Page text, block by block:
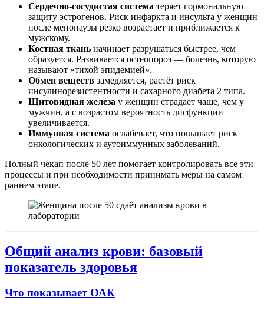
Сердечно-сосудистая система теряет гормональную
защиту эстрогенов. Риск инфаркта и инсульта у женщин
после менопаузы резко возрастает и приближается к
мужскому.
Костная ткань начинает разрушаться быстрее, чем
образуется. Развивается остеопороз — болезнь, которую
называют «тихой эпидемией».
Обмен веществ замедляется, растёт риск
инсулинорезистентности и сахарного диабета 2 типа.
Щитовидная железа у женщин страдает чаще, чем у
мужчин, а с возрастом вероятность дисфункции
увеличивается.
Иммунная система ослабевает, что повышает риск
онкологических и аутоиммунных заболеваний.
Полный чекап после 50 лет помогает контролировать все эти
процессы и при необходимости принимать меры на самом
раннем этапе.
Общий анализ крови: базовый
показатель здоровья
Что показывает ОАК